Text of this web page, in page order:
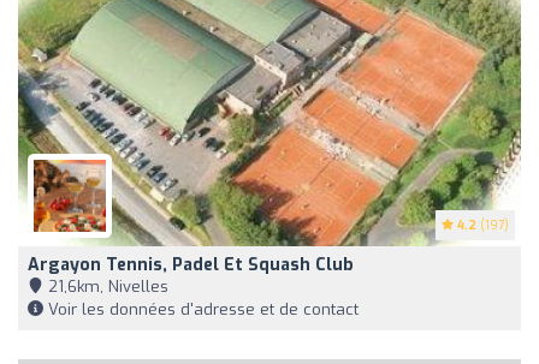
4.2 (197)
Argayon Tennis, Padel Et Squash Club
21,6km, Nivelles
Voir les données d'adresse et de contact